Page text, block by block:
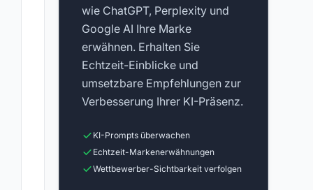
wie ChatGPT, Perplexity und
Google AI Ihre Marke
erwähnen. Erhalten Sie
Echtzeit-Einblicke und
umsetzbare Empfehlungen zur
Verbesserung Ihrer KI-Präsenz.
KI-Prompts überwachen
Echtzeit-Markenerwähnungen
Wettbewerber-Sichtbarkeit verfolgen